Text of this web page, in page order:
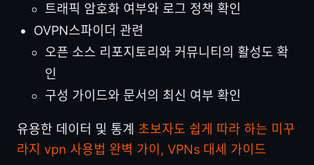
트래픽 암호화 여부와 로그 정책 확인
OVPN스파이더 관련
오픈 소스 리포지토리와 커뮤니티의 활성도 확
인
구성 가이드와 문서의 최신 여부 확인
유용한 데이터 및 통계 초보자도 쉽게 따라 하는 미꾸
라지 vpn 사용법 완벽 가이, VPNs 대세 가이드